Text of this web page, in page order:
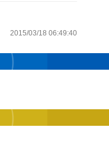
2015/03/18 06:49:40